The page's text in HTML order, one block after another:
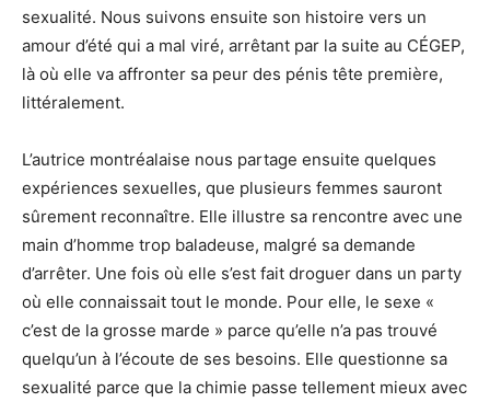
sexualité. Nous suivons ensuite son histoire vers un
amour d’été qui a mal viré, arrêtant par la suite au CÉGEP,
là où elle va affronter sa peur des pénis tête première,
littéralement.
L’autrice montréalaise nous partage ensuite quelques
expériences sexuelles, que plusieurs femmes sauront
sûrement reconnaître. Elle illustre sa rencontre avec une
main d’homme trop baladeuse, malgré sa demande
d’arrêter. Une fois où elle s’est fait droguer dans un party
où elle connaissait tout le monde. Pour elle, le sexe «
c’est de la grosse marde » parce qu’elle n’a pas trouvé
quelqu’un à l’écoute de ses besoins. Elle questionne sa
sexualité parce que la chimie passe tellement mieux avec